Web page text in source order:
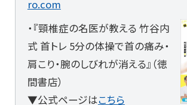
ro.com
・『頸椎症の名医が教える 竹谷内
式 首トレ 5分の体操で首の痛み・
肩こり・腕のしびれが消える』（徳
間書店）
▼公式ページはこちら